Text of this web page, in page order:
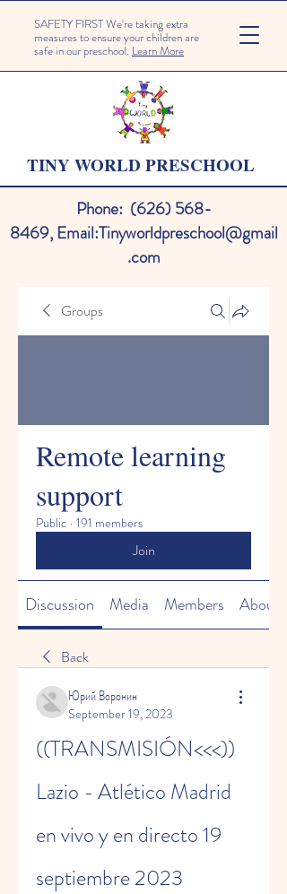
SAFETY FIRST We're taking extra
measures to ensure your children are
safe in our preschool. Learn More
TINY WORLD PRESCHOOL
Phone: (626) 568-
8469, Email:Tinyworldpreschool@gmail
.com
Groups
Remote learning
support
Public · 191 members
Join
Discussion Media Members About
Back
Юрий Воронин
September 19, 2023
((TRANSMISIÓN<<<))
Lazio - Atlético Madrid
en vivo y en directo 19
septiembre 2023